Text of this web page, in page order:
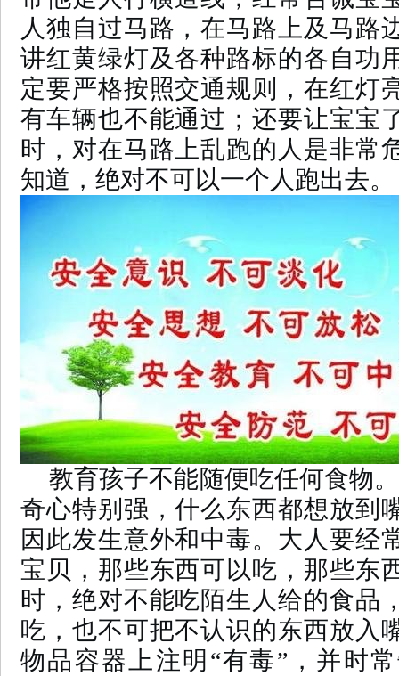
人独自过马路，在马路上及马路
讲红黄绿灯及各种路标的各自功
定要严格按照交通规则，在红灯
有车辆也不能通过；还要让宝宝
时，对在马路上乱跑的人是非常
知道，绝对不可以一个人跑出去。
教育孩子不能随便吃任何食物
奇心特别强，什么东西都想放到
因此发生意外和中毒。大人要经
宝贝，那些东西可以吃，那些东
时，绝对不能吃陌生人给的食品
吃，也不可把不认识的东西放入
物品容器上注明“有毒”，并时